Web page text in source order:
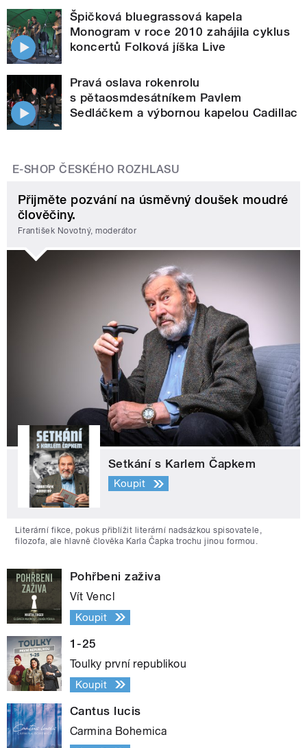
Špičková bluegrassová kapela
Monogram v roce 2010 zahájila cyklus
koncertů Folková jíška Live
Pravá oslava rokenrolu
s pětaosmdesátníkem Pavlem
Sedláčkem a výbornou kapelou Cadillac
E-SHOP ČESKÉHO ROZHLASU
Přijměte pozvání na úsměvný doušek moudré
člověčiny.
František Novotný, moderátor
Setkání s Karlem Čapkem
Koupit
Literární fikce, pokus přiblížit literární nadsázkou spisovatele,
filozofa, ale hlavně člověka Karla Čapka trochu jinou formou.
Pohřbeni zaživa
Vít Vencl
Koupit
1-25
Toulky první republikou
Koupit
Cantus lucis
Carmina Bohemica